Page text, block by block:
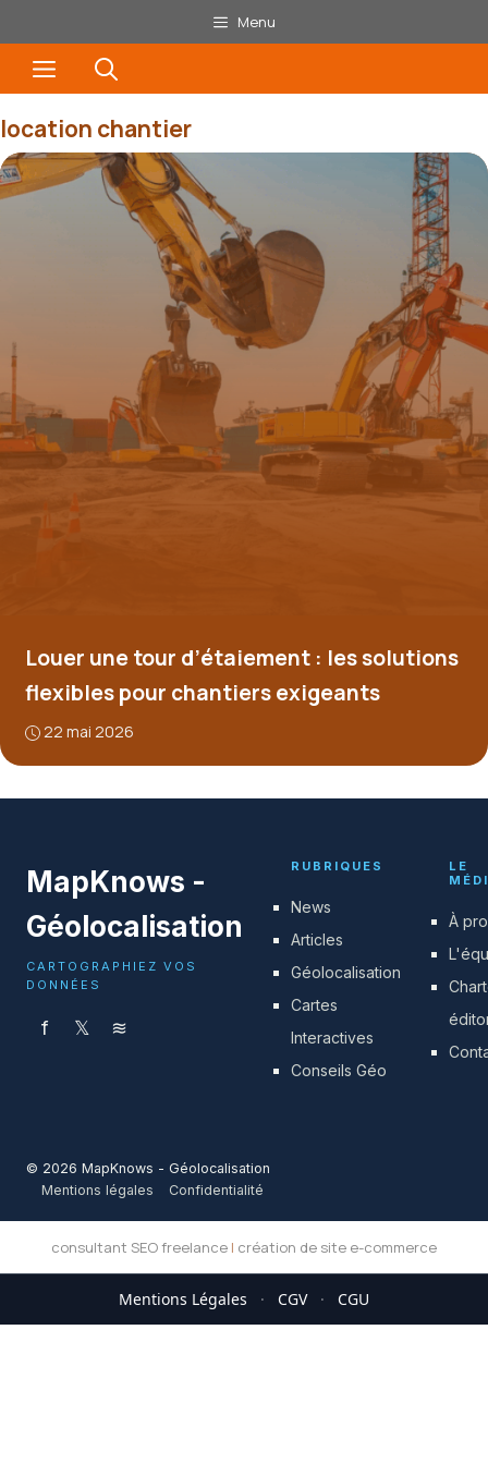
au
contenu
Menu
Menu
location chantier
Louer une tour d’étaiement : les solutions
flexibles pour chantiers exigeants
22 mai 2026
MapKnows -
Géolocalisation
CARTOGRAPHIEZ VOS
DONNÉES
f 𝕏 ≋
RUBRIQUES
News
Articles
Géolocalisation
Cartes
Interactives
Conseils Géo
LE
À
© 2026 MapKnows - Géolocalisation
Mentions légales
Confidentialité
consultant SEO freelance | création de site e-commerce
Mentions Légales · CGV · CGU